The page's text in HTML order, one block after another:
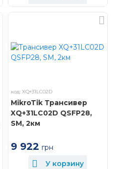
код: XQ+31LC02D
MikroTik Трансивер
XQ+31LC02D QSFP28,
SM, 2км
9 922 грн
У корзину